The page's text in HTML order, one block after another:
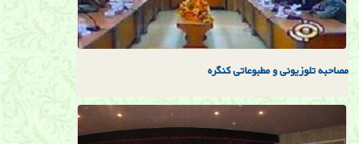
مصاحبه تلوزيونی و مطبوعاتی كنگره